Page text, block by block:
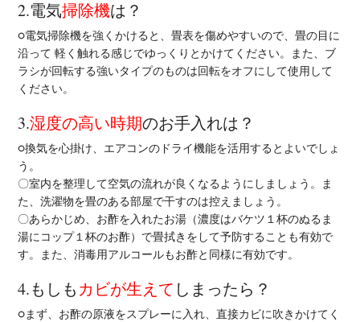
2.電気掃除機は？
○電気掃除機を強くかけると、畳表を傷めやすいので、畳の目に
沿って 軽く触れる感じでゆっくりとかけてください。また、ブ
ラシが回転する強いタイプのものは回転をオフにして使用して
ください。
3.湿度の高い時期のお手入れは？
○換気を心掛け、エアコンのドライ機能を活用するとよいでしょ
う。
〇室内を整理して空気の流れが良くなるようにしましょう。ま
た、洗濯物を畳のある部屋で干すのは控えましょう。
〇あらかじめ、お酢を入れたお湯（濃度はバケツ１杯のぬるま
湯にコップ１杯のお酢）で畳拭きをして予防することも有効で
す。また、消毒用アルコールもお酢と同様に有効です。
4.もしもカビが生えて しまったら？
○まず、お酢の原液をスプレーに入れ、直接カビに吹きかけてく